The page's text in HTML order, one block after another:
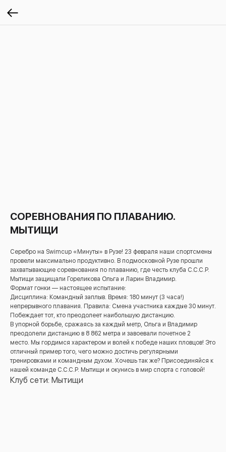
СОРЕВНОВАНИЯ ПО ПЛАВАНИЮ.
МЫТИЩИ
Серебро на Swimcup «Минуты» в Рузе! 23 февраля наши спортсмены
провели максимально продуктивно. В подмосковной Рузе прошли
захватывающие соревнования по плаванию, где честь клуба С.С.С.Р.
Мытищи защищали Гореликова Ольга и Ларин Владимир.
​Формат гонки — настоящее испытание:
​Дисциплина: Командный заплыв. ​Время: 180 минут (3 часа!)
непрерывного плавания. ​Правила: Смена участника каждые 30 минут.
Побеждает тот, кто преодолеет наибольшую дистанцию.
​В упорной борьбе, сражаясь за каждый метр, Ольга и Владимир
преодолели дистанцию в 8 862 метра и завоевали почетное 2
место. Мы гордимся характером и волей к победе наших пловцов! Это
отличный пример того, чего можно достичь регулярными
тренировками и командным духом. ​Хочешь так же? Присоединяйся к
нашей команде С.С.С.Р. Мытищи и окунись в мир спорта с головой!
Клуб сети: Мытищи